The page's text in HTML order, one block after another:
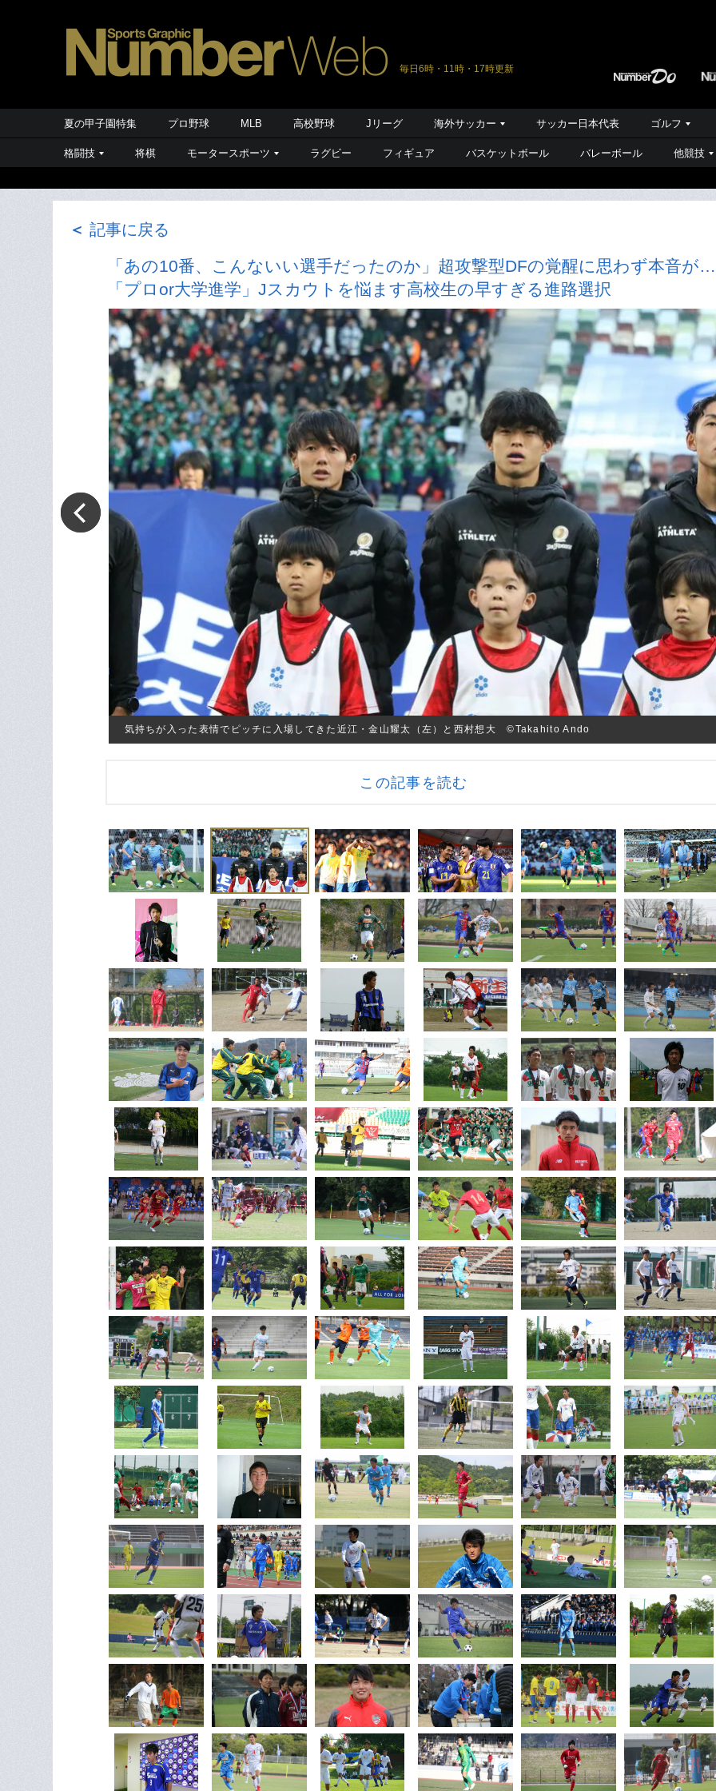
毎日6時・11時・17時更新
夏の甲子園特集 プロ野球 MLB 高校野球 Jリーグ 海外サッカー サッカー日本代表 ゴルフ
格闘技 将棋 モータースポーツ ラグビー フィギュア バスケットボール バレーボール 他競技
＜ 記事に戻る
「あの10番、こんないい選手だったのか」超攻撃型DFの覚醒に思わず本音が…
「プロor大学進学」Jスカウトを悩ます高校生の早すぎる進路選択
気持ちが入った表情でピッチに入場してきた近江・金山耀太（左）と西村想大 ©︎Takahito Ando
この記事を読む